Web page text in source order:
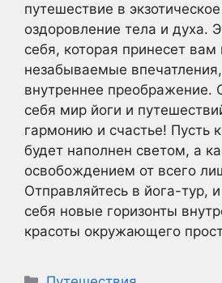
путешествие в
оздоровление тела и духа.
себя, которая принесет вам
незабываемые
внутреннее преображение.
себя мир йоги и
гармонию и счастье! Пусть
будет наполнен светом, а
освобождением от всего
Отправляйтесь в йога-тур,
себя новые горизонты
красоты окружающего
Рубрики